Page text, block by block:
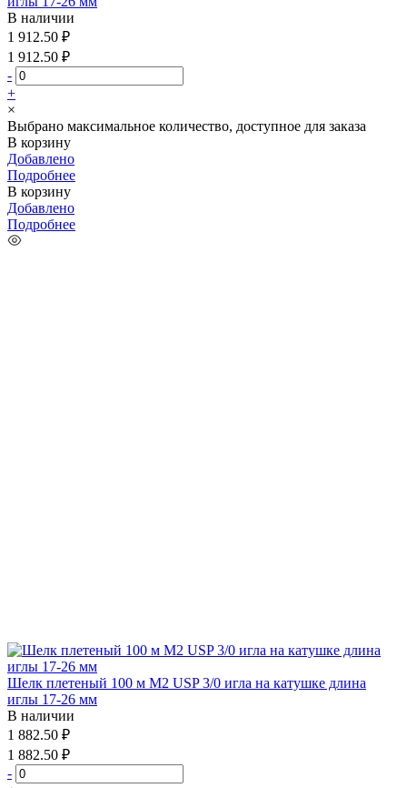
В наличии
1 912.50 ₽
1 912.50 ₽
-
+
×
Выбрано максимальное количество, доступное для заказа
В корзину
Добавлено
Подробнее
В корзину
Добавлено
Подробнее
Шелк плетеный 100 м М2 USP 3/0 игла на катушке длина
иглы 17-26 мм
В наличии
1 882.50 ₽
1 882.50 ₽
-